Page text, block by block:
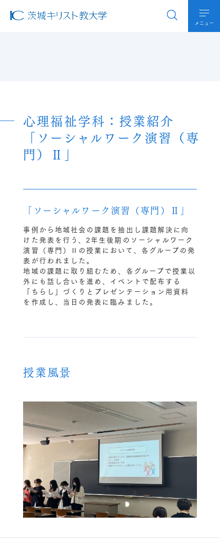
メニュー
心理福祉学科：授業紹介
「ソーシャルワーク演習（専
門）Ⅱ」
「ソーシャルワーク演習（専門）Ⅱ」
事例から地域社会の課題を抽出し課題解決に向
けた発表を行う、2年生後期のソーシャルワーク
演習（専門）Ⅱの授業において、各グループの発
表が行われました。
地域の課題に取り組むため、各グループで授業以
外にも話し合いを進め、イベントで配布する
「ちらし」づくりとプレゼンテーション用資料
を作成し、当日の発表に臨みました。
授業風景